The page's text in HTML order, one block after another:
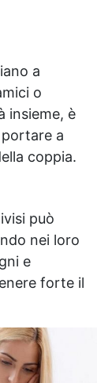
a
o
insieme, è
a
coppia.
può
nei loro
e
forte il